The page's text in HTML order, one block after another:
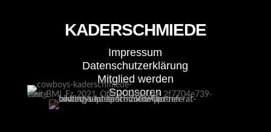
KADERSCHMIEDE
Impressum
Datenschutzerklärung
Mitglied werden
Sponsoren